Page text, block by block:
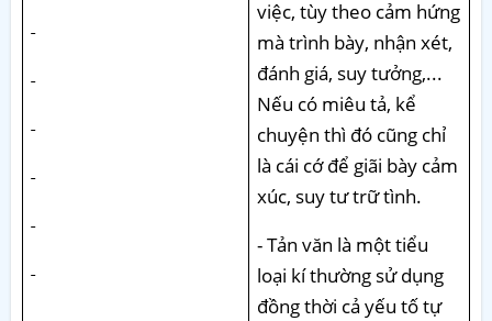
việc, tùy theo cảm hứng
mà trình bày, nhận xét,
đánh giá, suy tưởng,...
Nếu có miêu tả, kể
chuyện thì đó cũng chỉ
là cái cớ để giãi bày cảm
xúc, suy tư trữ tình.
- Tản văn là một tiểu
loại kí thường sử dụng
đồng thời cả yếu tố tự